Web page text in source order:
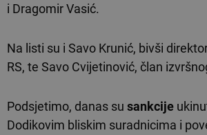
i Dragomir Vasić.
Na listi su i Savo Krunić, bivši
RS, te Savo Cvijetinović, član
Podsjetimo, danas su sankcije
Dodikovim bliskim suradnicima i